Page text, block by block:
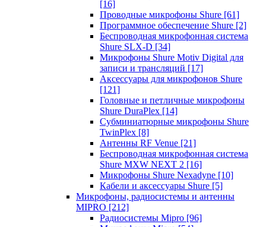
[16]
Проводные микрофоны Shure [61]
Программное обеспечение Shure [2]
Беспроводная микрофонная система
Shure SLX-D [34]
Микрофоны Shure Motiv Digital для
записи и трансляций [17]
Аксессуары для микрофонов Shure
[121]
Головные и петличные микрофоны
Shure DuraPlex [14]
Субминиатюрные микрофоны Shure
TwinPlex [8]
Антенны RF Venue [21]
Беспроводная микрофонная система
Shure MXW NEXT 2 [16]
Микрофоны Shure Nexadyne [10]
Кабели и аксессуары Shure [5]
Микрофоны, радиосистемы и антенны
MIPRO [212]
Радиосистемы Mipro [96]